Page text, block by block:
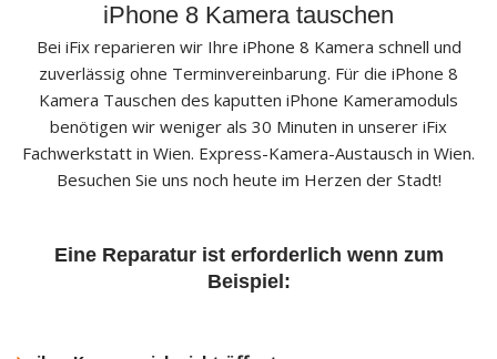
iPhone 8 Kamera tauschen
Bei iFix reparieren wir Ihre iPhone 8 Kamera schnell und
zuverlässig ohne Terminvereinbarung. Für die iPhone 8
Kamera Tauschen des kaputten iPhone Kameramoduls
benötigen wir weniger als 30 Minuten in unserer iFix
Fachwerkstatt in Wien. Express-Kamera-Austausch in Wien.
Besuchen Sie uns noch heute im Herzen der Stadt!
Eine Reparatur ist erforderlich wenn zum
Beispiel: